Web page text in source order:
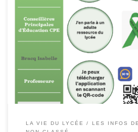
Le lycée de l’Escaut s’engage dans le
le harcèlement.Vous êtes victime, vous
connaissance d’une situation
ressource formée à la prise en charge de
écoute. Cette équipe peut être
intervenir. […]
LA VIE DU LYCÉE
LES INFOS